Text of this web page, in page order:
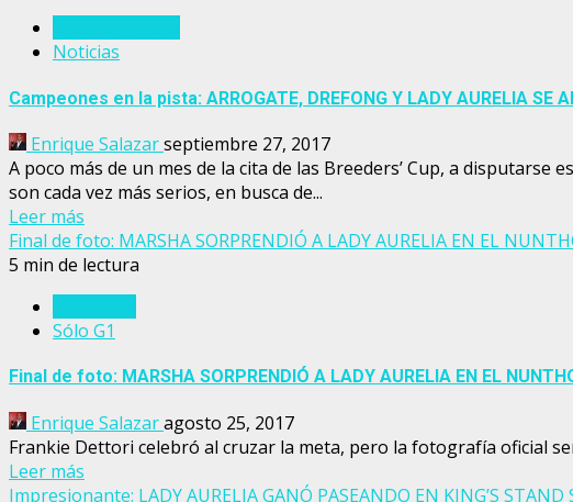
Noticias
Campeones en la pista: ARROGATE, DREFONG Y LADY AURELIA SE
Enrique Salazarseptiembre 27, 2017
A poco más de un mes de la cita de las Breeders’ Cup, a
son cada vez más serios, en busca de...
Leer más
Final de foto: MARSHA SORPRENDIÓ A LADY AURELIA EN EL
5 min de lectura
Sólo G1
Final de foto: MARSHA SORPRENDIÓ A LADY AURELIA EN EL
Enrique Salazaragosto 25, 2017
Frankie Dettori celebró al cruzar la meta, pero la fotografía oficial
Leer más
Impresionante: LADY AURELIA GANÓ PASEANDO EN KING’S STAND